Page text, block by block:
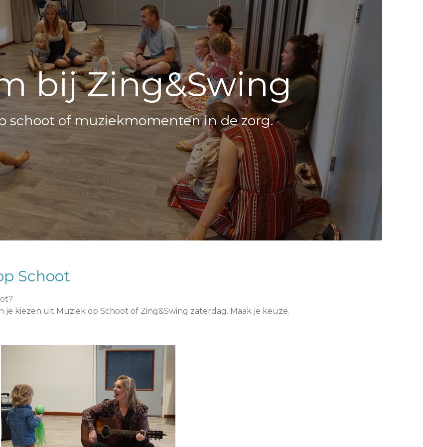
bij Zing&Swing
schoot of muziekmomenten in de zorg.
Schoot
kiezen uit Muziek op Schoot of Zing&Swing zaterdag. Maak je keuze.